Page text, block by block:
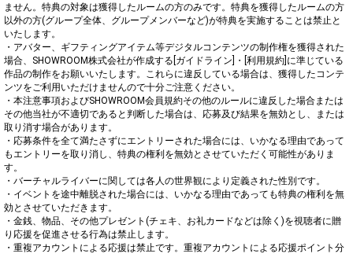
ません。特典の対象は獲得したルームの方のみです。特典を獲得したルームの方
以外の方(グループ全体、グループメンバーなど)が特典を実施することは禁止と
いたします。
・アバター、ギフティングアイテム等デジタルコンテンツの制作権を獲得された
場合、SHOWROOM株式会社が作成する[ガイドライン]・[利用規約]に準じている
作品の制作をお願いいたします。これらに違反している場合は、獲得したコンテ
ンツをご利用いただけませんので十分ご注意ください。
・本注意事項およびSHOWROOM会員規約その他のルールに違反した場合または
その他当社が不適切であると判断した場合は、応募及び結果を無効とし、または
取り消す場合があります。
・応募条件を全て満たさずにエントリーされた場合には、いかなる理由であって
もエントリーを取り消し、特典の権利を無効とさせていただく可能性がありま
す。
・バーチャルライバーに関しては各人の世界観により定義された性別です。
・イベントを途中離脱された場合には、いかなる理由であっても特典の権利を無
効とさせていただきます。
・金銭、物品、その他プレゼント(チェキ、お礼カードなどは除く)を視聴者に贈
り応援を促進させる行為は禁止します。
・重複アカウントによる応援は禁止です。重複アカウントによる応援ポイント分